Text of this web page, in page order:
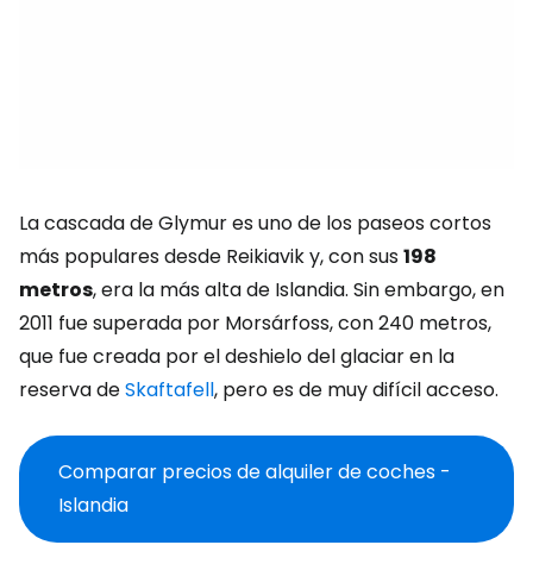
La cascada de Glymur es uno de los paseos cortos
más populares desde Reikiavik y, con sus198
metros, era la más alta de Islandia. Sin embargo, en
2011 fue superada por Morsárfoss, con 240 metros,
que fue creada por el deshielo del glaciar en la
reserva deSkaftafell, pero es de muy difícil acceso.
Comparar precios de alquiler de coches -
Islandia